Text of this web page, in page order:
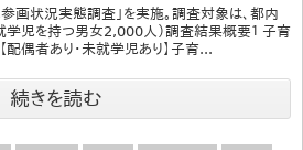
画状況実態調査」を実施。調査対象は、都内
児を持つ男女2,000人）調査結果概要１ 子育
偶者あり・未就学児あり】子育...
続きを読む